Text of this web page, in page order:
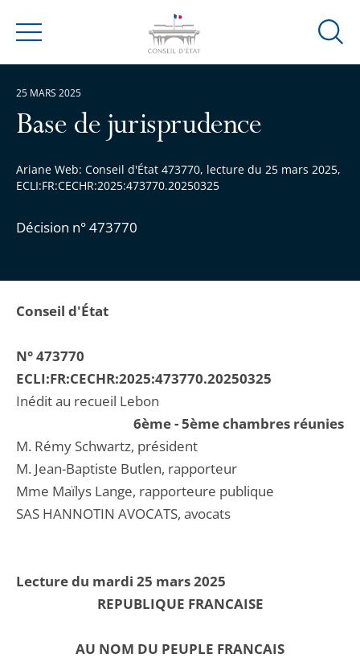
Menu
Ouvrir
Base de jurisprudence
Ariane Web: Conseil d'État 473770, lecture du 25 mars 2025,
ECLI:FR:CECHR:2025:473770.20250325
Décision n° 473770
25 MARS 2025
Conseil d'État
N° 473770
ECLI:FR:CECHR:2025:473770.20250325
Inédit au recueil Lebon
6ème - 5ème chambres réunies
M. Rémy Schwartz, président
M. Jean-Baptiste Butlen, rapporteur
Mme Maïlys Lange, rapporteure publique
SAS HANNOTIN AVOCATS, avocats
Lecture du mardi 25 mars 2025
REPUBLIQUE FRANCAISE
AU NOM DU PEUPLE FRANCAIS